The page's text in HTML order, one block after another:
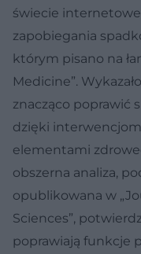
świecie
zapobiegania
którym pisano na
Medicine”.
znacząco poprawić
dzięki
elementami
obszerna analiza,
opublikowana w
Sciences”,
poprawiają funkcje